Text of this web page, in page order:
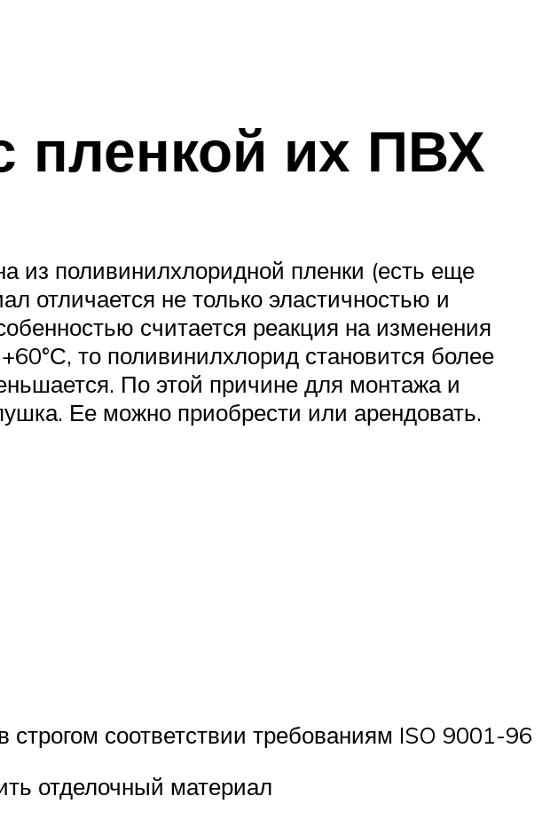
пленкой их ПВХ
из поливинилхлоридной пленки (есть еще
отличается не только эластичностью и
считается реакция на изменения
то поливинилхлорид становится более
По этой причине для монтажа и
Ее можно приобрести или арендовать.
соответствии требованиям ISO 9001-96
отделочный материал